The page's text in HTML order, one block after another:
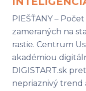
PIEŠŤANY –
zameraných na
rastie. Centrum
akadémiou
DIGISTART.sk
nepriaznivý trend